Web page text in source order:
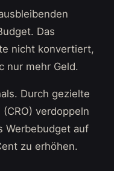
Das
nicht konvertiert,
nur mehr Geld.
Durch gezielte
verdoppeln
Werbebudget auf
zu erhöhen.